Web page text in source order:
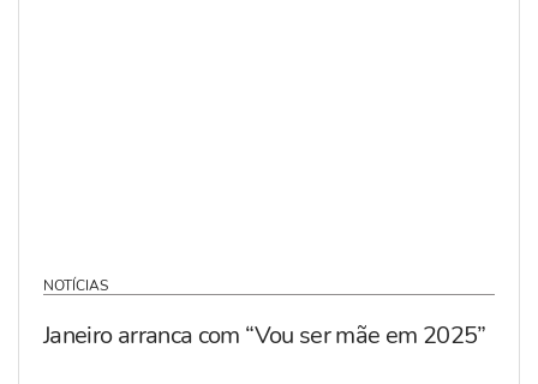
NOTÍCIAS
Janeiro arranca com “Vou ser mãe em 2025”